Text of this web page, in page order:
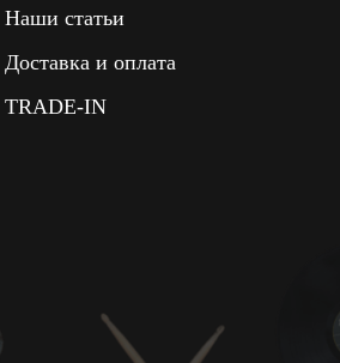
Наши статьи
Доставка и оплата
TRADE-IN